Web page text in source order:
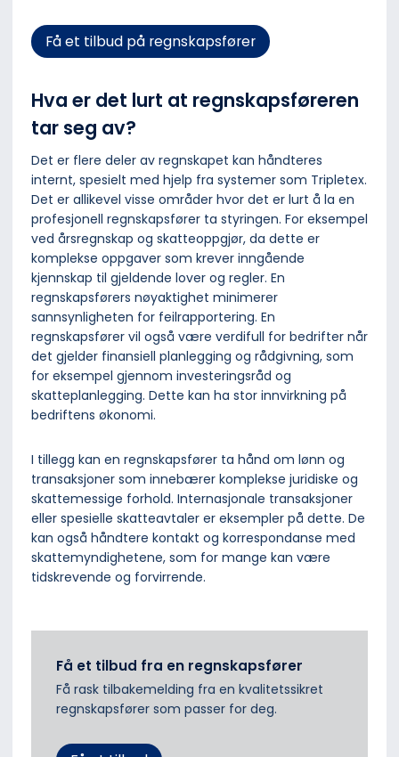
Få et tilbud på regnskapsfører
Hva er det lurt at regnskapsføreren
tar seg av?
Det er flere deler av regnskapet kan håndteres
internt, spesielt med hjelp fra systemer som Tripletex.
Det er allikevel visse områder hvor det er lurt å la en
profesjonell regnskapsfører ta styringen. For eksempel
ved årsregnskap og skatteoppgjør, da dette er
komplekse oppgaver som krever inngående
kjennskap til gjeldende lover og regler. En
regnskapsførers nøyaktighet minimerer
sannsynligheten for feilrapportering. En
regnskapsfører vil også være verdifull for bedrifter når
det gjelder finansiell planlegging og rådgivning, som
for eksempel gjennom investeringsråd og
skatteplanlegging. Dette kan ha stor innvirkning på
bedriftens økonomi.
I tillegg kan en regnskapsfører ta hånd om lønn og
transaksjoner som innebærer komplekse juridiske og
skattemessige forhold. Internasjonale transaksjoner
eller spesielle skatteavtaler er eksempler på dette. De
kan også håndtere kontakt og korrespondanse med
skattemyndighetene, som for mange kan være
tidskrevende og forvirrende.
Få et tilbud fra en regnskapsfører
Få rask tilbakemelding fra en kvalitetssikret
regnskapsfører som passer for deg.